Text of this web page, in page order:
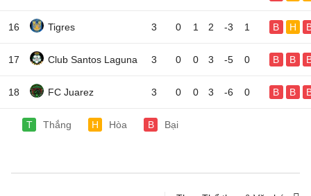
16 Tigres 3 0 1 2 -3 1 B H
17 Club Santos Laguna 3 0 0 3 -5 0 B B
18 FC Juarez 3 0 0 3 -6 0 B B
T Thắng H Hòa B Bại